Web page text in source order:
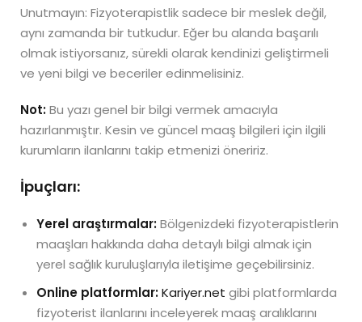
Unutmayın: Fizyoterapistlik sadece bir meslek değil,
aynı zamanda bir tutkudur. Eğer bu alanda başarılı
olmak istiyorsanız, sürekli olarak kendinizi geliştirmeli
ve yeni bilgi ve beceriler edinmelisiniz.
Not:Bu yazı genel bir bilgi vermek amacıyla
hazırlanmıştır. Kesin ve güncel maaş bilgileri için ilgili
kurumların ilanlarını takip etmenizi öneririz.
İpuçları:
Yerel araştırmalar:Bölgenizdeki fizyoterapistlerin
maaşları hakkında daha detaylı bilgi almak için
yerel sağlık kuruluşlarıyla iletişime geçebilirsiniz.
Online platformlar:Kariyer.net gibi platformlarda
fizyoterist ilanlarını inceleyerek maaş aralıklarını